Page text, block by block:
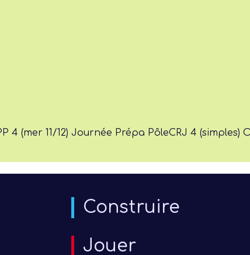
4 (mer 11/12) Journée Prépa PôleCRJ 4 (simples)
Construire
Jouer